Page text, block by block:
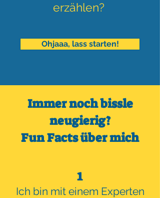
erzählen?
Ohjaaa, lass starten!
Immer noch bissle
neugierig?
Fun Facts über mich
1
Ich bin mit einem Experten